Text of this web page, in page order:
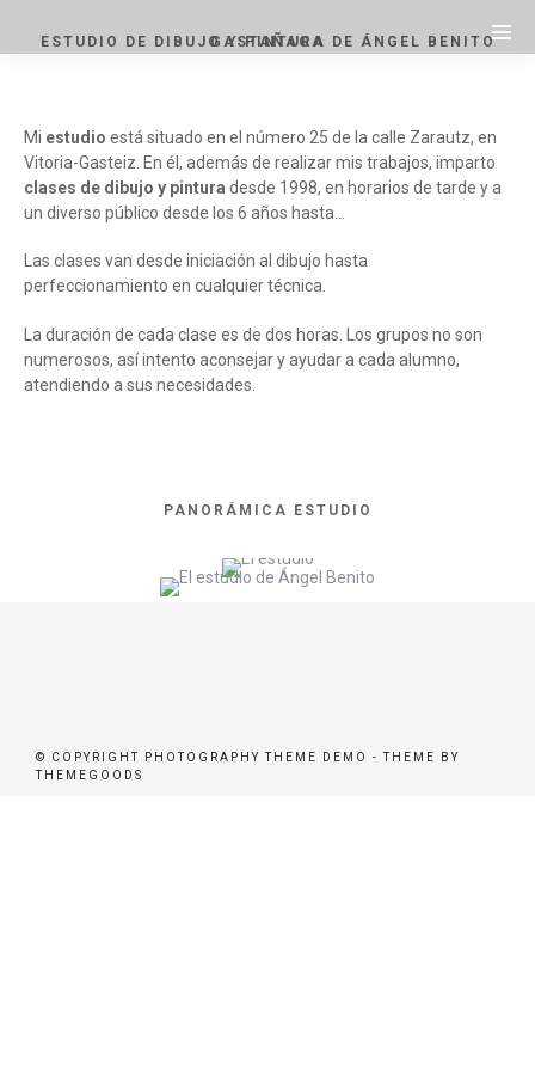
ESTUDIO DE DIBUJO Y PINTURA DE ÁNGEL BENITO GASTAÑAGA
Mi estudio está situado en el número 25 de la calle Zarautz, en
Vitoria-Gasteiz. En él, además de realizar mis trabajos, imparto
clases de dibujo y pintura desde 1998, en horarios de tarde y a
un diverso público desde los 6 años hasta…
Las clases van desde iniciación al dibujo hasta
perfeccionamiento en cualquier técnica.
La duración de cada clase es de dos horas. Los grupos no son
numerosos, así intento aconsejar y ayudar a cada alumno,
atendiendo a sus necesidades.
PANORÁMICA ESTUDIO
© COPYRIGHT PHOTOGRAPHY THEME DEMO - THEME BY
THEMEGOODS